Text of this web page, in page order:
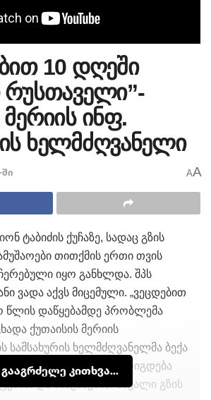
10 დღეში
რუსთაველი”-
მერიის ინფ.
ხელმძღვანელი
AA
ტაბიძის ქუჩაზე, სადაც გზის
თითქმის ერთი თვის
იყო განხლდა. შპს
ვადა აქვს მიცემული. „ვეცდებით
წლის დაწყებამდე პრობლემა
ქუთაისის მერიის
სამსახურის ხელმძღვანელმა ბექა
ფარგლებში წესრიგდება
და მანქანებით სავალი გზის
გააგრძელე კითხვა...